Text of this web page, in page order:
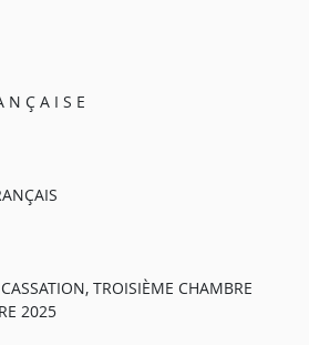
N Ç A I S E
TROISIÈME CHAMBRE
2025